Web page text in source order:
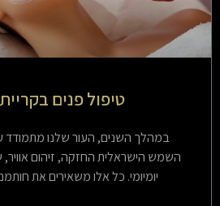
טיפול פנים
במהלך השנים, העור שלנו
השמש הישראלית החזקה, זיהום אוויר,
יומיומי. כל אלו משאירים את